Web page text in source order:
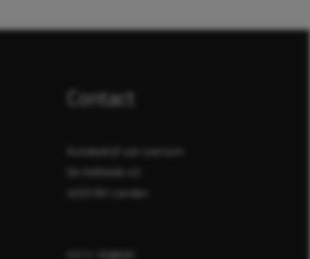
Contact
Autobedrijf van Leersum
De Hofstede 43
4033 BV Lienden
0317-358830